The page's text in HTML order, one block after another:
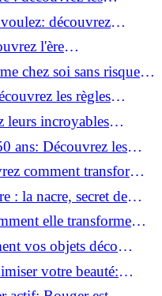
!
découvrez
l'ère
verte!
chez soi sans risque
conseils sûrs!
les règles
leurs incroyables
ans: Découvrez les
comment transformer
: la nacre, secret de
elle transforme
vos objets déco
votre beauté: